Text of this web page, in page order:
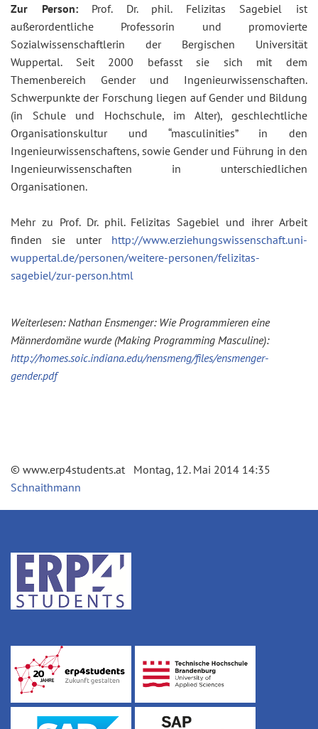
Zur Person:Prof. Dr. phil. Felizitas Sagebiel ist
außerordentliche Professorin und promovierte
Sozialwissenschaftlerin der Bergischen Universität
Wuppertal. Seit 2000 befasst sie sich mit dem
Themenbereich Gender und Ingenieurwissenschaften.
Schwerpunkte der Forschung liegen auf Gender und Bildung
(in Schule und Hochschule, im Alter), geschlechtliche
Organisationskultur und “masculinities” in den
Ingenieurwissenschaftens, sowie Gender und Führung in den
Ingenieurwissenschaften in unterschiedlichen
Organisationen.
Mehr zu Prof. Dr. phil. Felizitas Sagebiel und ihrer Arbeit
finden sie unter http://www.erziehungswissenschaft.uni-
wuppertal.de/personen/weitere-personen/felizitas-
sagebiel/zur-person.html
Weiterlesen: Nathan Ensmenger: Wie Programmieren eine
Männerdomäne wurde (Making Programming Masculine):
http://homes.soic.indiana.edu/nensmeng/files/ensmenger-
gender.pdf
© www.erp4students.at Montag, 12. Mai 2014 14:35
Schnaithmann